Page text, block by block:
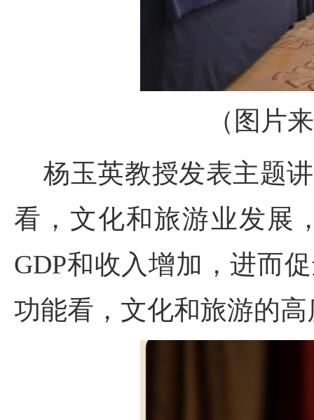
（图片
杨玉英教授发表主题
看，文化和旅游业发展
GDP和收入增加，进而
功能看，文化和旅游的